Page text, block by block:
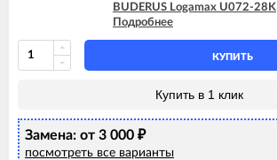
BUDERUS Logamax U072-28K
BUDERUS Logamax U072-35
BUDERUS Logamax U072-35K
Подробнее
КУПИТЬ
Купить в 1 клик
Замена: от 3 000 ₽
посмотреть все варианты